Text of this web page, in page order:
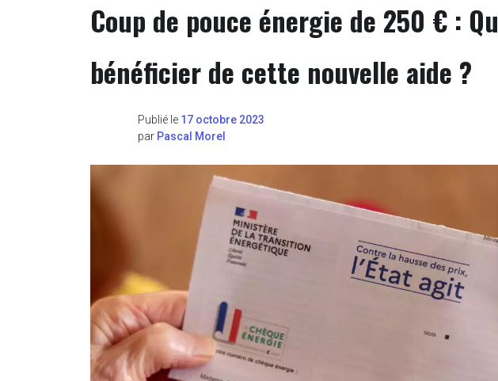
Coup de pouce énergie de 250 € :
bénéficier de cette nouvelle aide ?
Publié le 17 octobre 2023
par Pascal Morel